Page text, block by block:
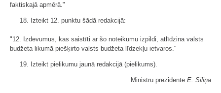
faktiskajā apmērā."
18. Izteikt 12. punktu šādā redakcijā:
"12. Izdevumus, kas saistīti ar šo noteikumu izpildi, atlīdzina valsts
budžeta likumā piešķirto valsts budžeta līdzekļu ietvaros."
19. Izteikt pielikumu jaunā redakcijā (pielikums).
Ministru prezidente E. Siliņa